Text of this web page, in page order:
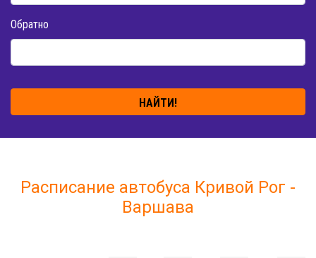
Обратно
НАЙТИ!
Расписание автобуса Кривой Рог -
Варшава